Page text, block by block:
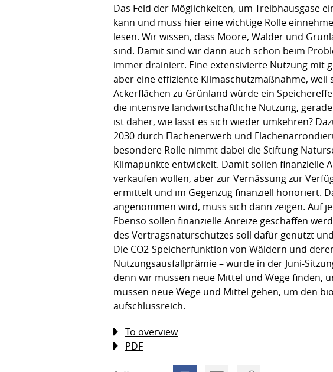
Das Feld der Möglichkeiten, um Treibhausgase
kann und muss hier eine wichtige Rolle
lesen. Wir wissen, dass Moore, Wälder und
sind. Damit sind wir dann auch schon beim
immer drainiert. Eine extensivierte Nutzung mit
aber eine effiziente Klimaschutzmaßnahme,
Ackerflächen zu Grünland würde ein
die intensive landwirtschaftliche Nutzung,
ist daher, wie lässt es sich wieder umkehren?
2030 durch Flächenerwerb und
besondere Rolle nimmt dabei die Stiftung
Klimapunkte entwickelt. Damit sollen finanzielle
verkaufen wollen, aber zur Vernässung zur
ermittelt und im Gegenzug finanziell honoriert.
angenommen wird, muss sich dann zeigen. Auf
Ebenso sollen finanzielle Anreize geschaffen
des Vertragsnaturschutzes soll dafür genutzt
Die CO2-Speicherfunktion von Wäldern und
Nutzungsausfallprämie – wurde in der Juni-
denn wir müssen neue Mittel und Wege finden,
müssen neue Wege und Mittel gehen, um den
aufschlussreich.
To overview
PDF